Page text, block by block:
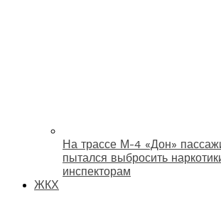
На трассе М-4 «Дон»
пытался выбросить
инспекторам
ЖКХ